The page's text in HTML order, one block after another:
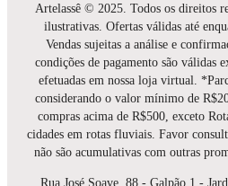
Artelassê © 2025. Todos os direitos
ilustrativas. Ofertas válidas até
Vendas sujeitas a análise e
condições de pagamento são válidas
efetuadas em nossa loja virtual.
considerando o valor mínimo de
compras acima de R$500, exceto
cidades em rotas fluviais. Favor
não são acumulativas com outras
Rua José Soave, 88 - Galpão 1 -